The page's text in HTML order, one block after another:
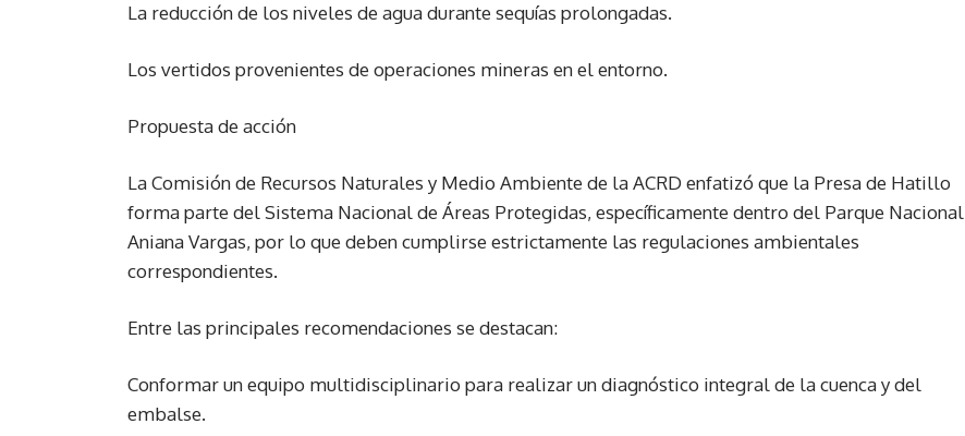
La reducción de los niveles de agua durante sequías prolongadas.
Los vertidos provenientes de operaciones mineras en el entorno.
Propuesta de acción
La Comisión de Recursos Naturales y Medio Ambiente de la ACRD enfatizó que la Presa de Hatillo
forma parte del Sistema Nacional de Áreas Protegidas, específicamente dentro del Parque Nacional
Aniana Vargas, por lo que deben cumplirse estrictamente las regulaciones ambientales
correspondientes.
Entre las principales recomendaciones se destacan:
Conformar un equipo multidisciplinario para realizar un diagnóstico integral de la cuenca y del
embalse.